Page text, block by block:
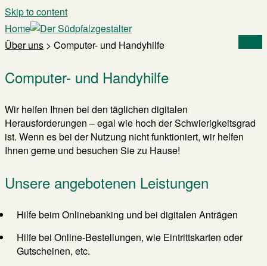
Skip to content
Home
Über uns > Computer- und Handyhilfe
Computer- und Handyhilfe
Wir helfen Ihnen bei den täglichen digitalen
Herausforderungen – egal wie hoch der Schwierigkeitsgrad
ist. Wenn es bei der Nutzung nicht funktioniert, wir helfen
Ihnen gerne und besuchen Sie zu Hause!
Unsere angebotenen Leistungen
Hilfe beim Onlinebanking und bei digitalen Anträgen
Hilfe bei Online-Bestellungen, wie Eintrittskarten oder
Gutscheinen, etc.